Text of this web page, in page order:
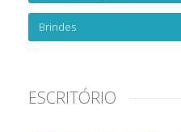
Brindes
ESCRITÓRIO